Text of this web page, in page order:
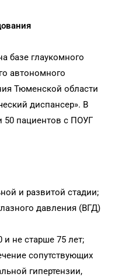
базе глаукомного
автономного
Тюменской области
диспансер». В
50 пациентов с ПОУГ
и развитой стадии;
давления (ВГД)
не старше 75 лет;
сопутствующих
гипертензии,